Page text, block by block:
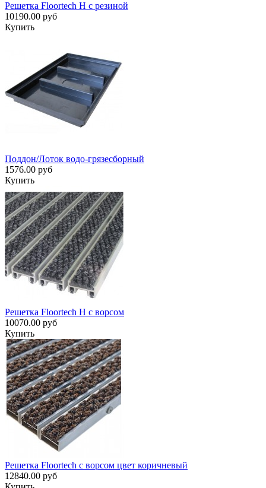
Решетка Floortech H с резиной
10190.00 руб
Купить
Поддон/Лоток водо-грязесборный
1576.00 руб
Купить
Решетка Floortech H с ворсом
10070.00 руб
Купить
Решетка Floortech с ворсом цвет коричневый
12840.00 руб